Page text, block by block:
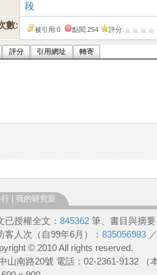
段
數:
被引用:0 點閱:254 評分:
評分 引用網址 轉寄
我的研究室
授權全文： 845362 筆、書目與摘要
客人次（自99年6月）： 835056983
© 2010 All rights reserved.
山南路20號 電話：02-2361-9132 （